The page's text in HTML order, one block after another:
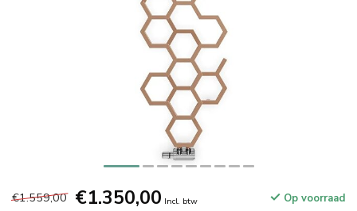
€1.559,00 €1.350,00 Incl. btw Op voorraad